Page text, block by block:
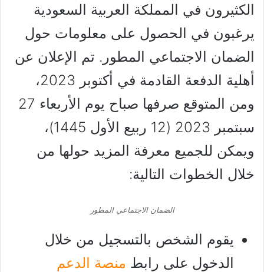
الكثيرون في المملكة العربية السعودية
يرغبون في الحصول على معلومات حول
الضمان الاجتماعي المطور. تم الإعلان عن
أهلية الدفعة القادمة في أكتوبر 2023،
ومن المتوقع صرفها صباح يوم الأربعاء 27
سبتمبر 2023 (12 ربيع الأول 1445)،
ويمكن للجميع معرفة المزيد حولها من
خلال الخطوات التالية:
الضمان الاجتماعي المطور
يقوم الشخص بالتسجيل من خلال
الدخول على رابط منصة الدعم